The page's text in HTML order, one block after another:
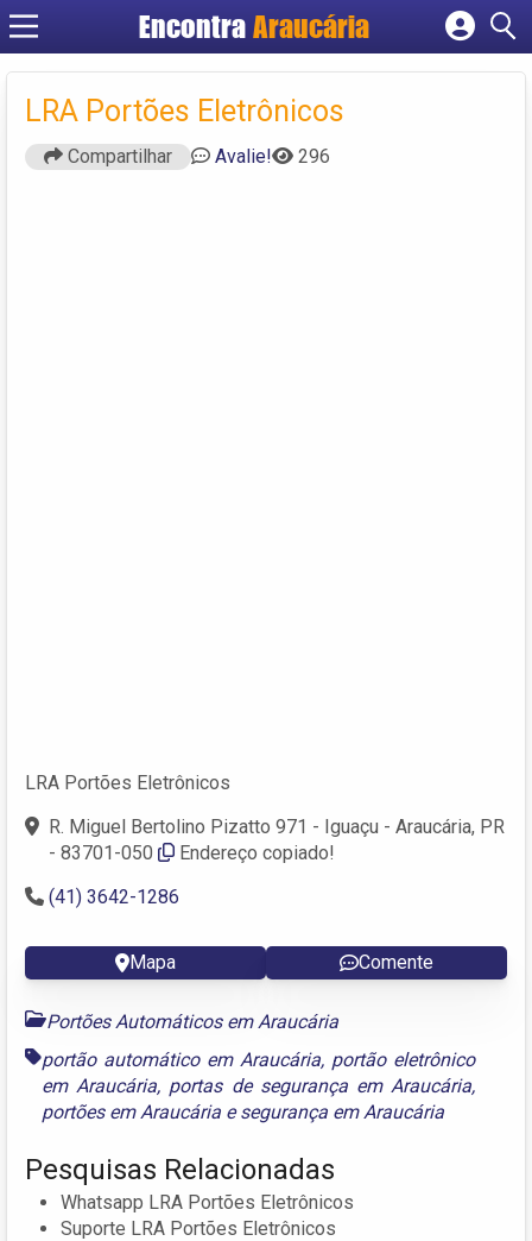
EncontraAraucária
Cadastrar empresa
Criar conta
LRA Portões Eletrônicos
Compartilhar Avalie! 296
LRA Portões Eletrônicos
R. Miguel Bertolino Pizatto 971 - Iguaçu - Araucária, PR
- 83701-050
Endereço copiado!
(41) 3642-1286
Mapa Comente
Portões Automáticos em Araucária
portão automático em Araucária, portão eletrônico
em Araucária, portas de segurança em Araucária,
portões em Araucária esegurança em Araucária
Pesquisas Relacionadas
Whatsapp LRA Portões Eletrônicos
Suporte LRA Portões Eletrônicos